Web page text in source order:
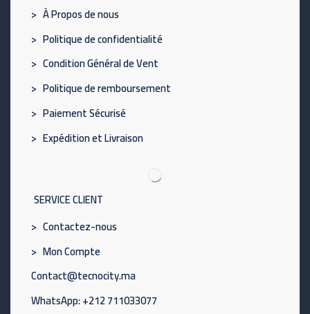
> À Propos de nous
> Politique de confidentialité
> Condition Général de Vent
> Politique de remboursement
> Paiement Sécurisé
> Expédition et Livraison
SERVICE CLIENT
> Contactez-nous
> Mon Compte
Contact@tecnocity.ma
WhatsApp: +212 711033077